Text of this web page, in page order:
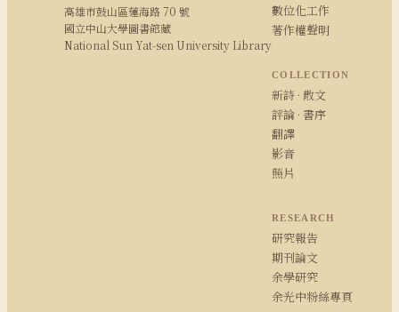
高雄市鼓山區蓮海路 70 號
國立中山大學圖書館藏
National Sun Yat-sen University Library
數位化工作
著作權聲明
COLLECTION
新詩 · 散文
評論 · 書序
翻譯
影音
照片
RESEARCH
研究報告
期刊論文
余學研究
余光中粉絲專頁